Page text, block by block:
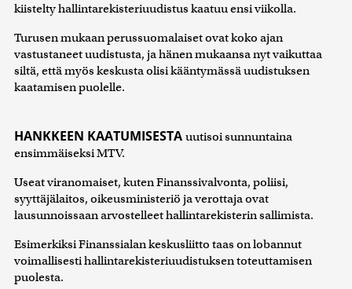
kiistelty hallintarekisteriuudistus kaatuu ensi viikolla.
Turusen mukaan perussuomalaiset ovat koko ajan
vastustaneet uudistusta, ja hänen mukaansa nyt vaikuttaa
siltä, että myös keskusta olisi kääntymässä uudistuksen
kaatamisen puolelle.
HANKKEEN KAATUMISESTA uutisoi sunnuntaina
ensimmäiseksi MTV.
Useat viranomaiset, kuten Finanssivalvonta, poliisi,
syyttäjälaitos, oikeusministeriö ja verottaja ovat
lausunnoissaan arvostelleet hallintarekisterin sallimista.
Esimerkiksi Finanssialan keskusliitto taas on lobannut
voimallisesti hallintarekisteriuudistuksen toteuttamisen
puolesta.